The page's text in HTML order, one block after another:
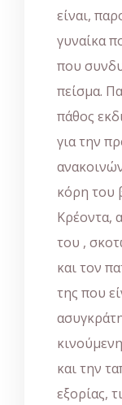
είναι,
γυναίκα
που
πείσμα.
πάθος
για την
κόρη του
Κρέοντα,
του ,
και τον
της που
και την
εξορίας,